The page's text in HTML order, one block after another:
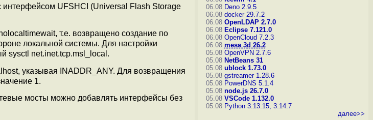
интерфейсом UFSHCI (Universal Flash Storage
т.е. возвращено создание по
локальной системы. Для настройки
sysctl net.inet.tcp.msl_local.
указывая INADDR_ANY. Для возвращения
1.
мосты можно добавлять интерфейсы без
06.08 Deno 2.9.5
06.08 docker 29.7.2
06.08 OpenLDAP 2.7.0
06.08 Eclipse 7.121.0
06.08 OpenCloud 7.2.3
06.08 mesa 3d 26.2
05.08 OpenVPN 2.7.6
05.08 NetBeans 31
05.08 ublock 1.73.0
05.08 gstreamer 1.28.6
05.08 PowerDNS 5.1.4
05.08 node.js 26.7.0
05.08 VSCode 1.132.0
05.08 Python 3.13.15, 3.14.7
далее>>